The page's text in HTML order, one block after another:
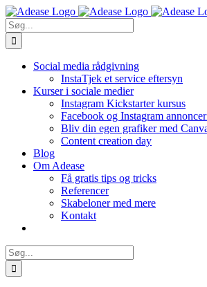
Skip
to
content
Søg
efter:
Social media rådgivning
InstaTjek et service eftersyn
Kurser i sociale medier
Instagram Kickstarter kursus
Facebook og Instagram
Bliv din egen grafiker med
Content creation day
Blog
Om Adease
Få gratis tips og tricks
Referencer
Skabeloner med mere
Kontakt
Søg
efter: